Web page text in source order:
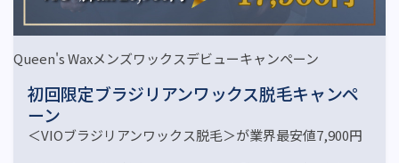
Queen's Waxメンズワックスデビューキャンペーン
初回限定ブラジリアンワックス脱毛キャンペ
ーン
＜VIOブラジリアンワックス脱毛＞が業界最安値7,900円